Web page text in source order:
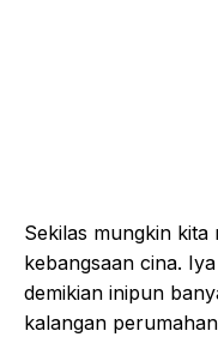
Sekilas mungkin
kebangsaan cina.
demikian inipun
kalangan